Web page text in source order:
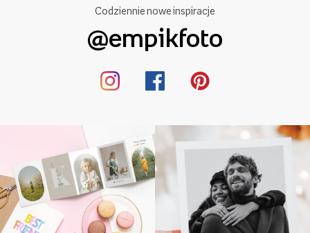
Codziennie nowe inspiracje
@empikfoto